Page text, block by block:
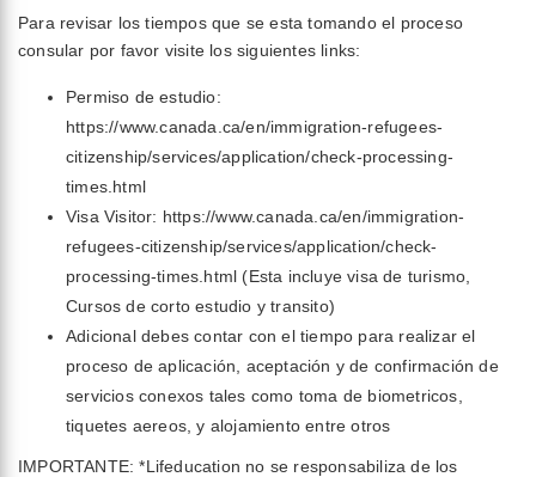
Para revisar los tiempos que se esta tomando el proceso
consular por favor visite los siguientes links:
Permiso de estudio:
https://www.canada.ca/en/immigration-refugees-
citizenship/services/application/check-processing-
times.html
Visa Visitor: https://www.canada.ca/en/immigration-
refugees-citizenship/services/application/check-
processing-times.html (Esta incluye visa de turismo,
Cursos de corto estudio y transito)
Adicional debes contar con el tiempo para realizar el
proceso de aplicación, aceptación y de confirmación de
servicios conexos tales como toma de biometricos,
tiquetes aereos, y alojamiento entre otros
IMPORTANTE: *Lifeducation no se responsabiliza de los